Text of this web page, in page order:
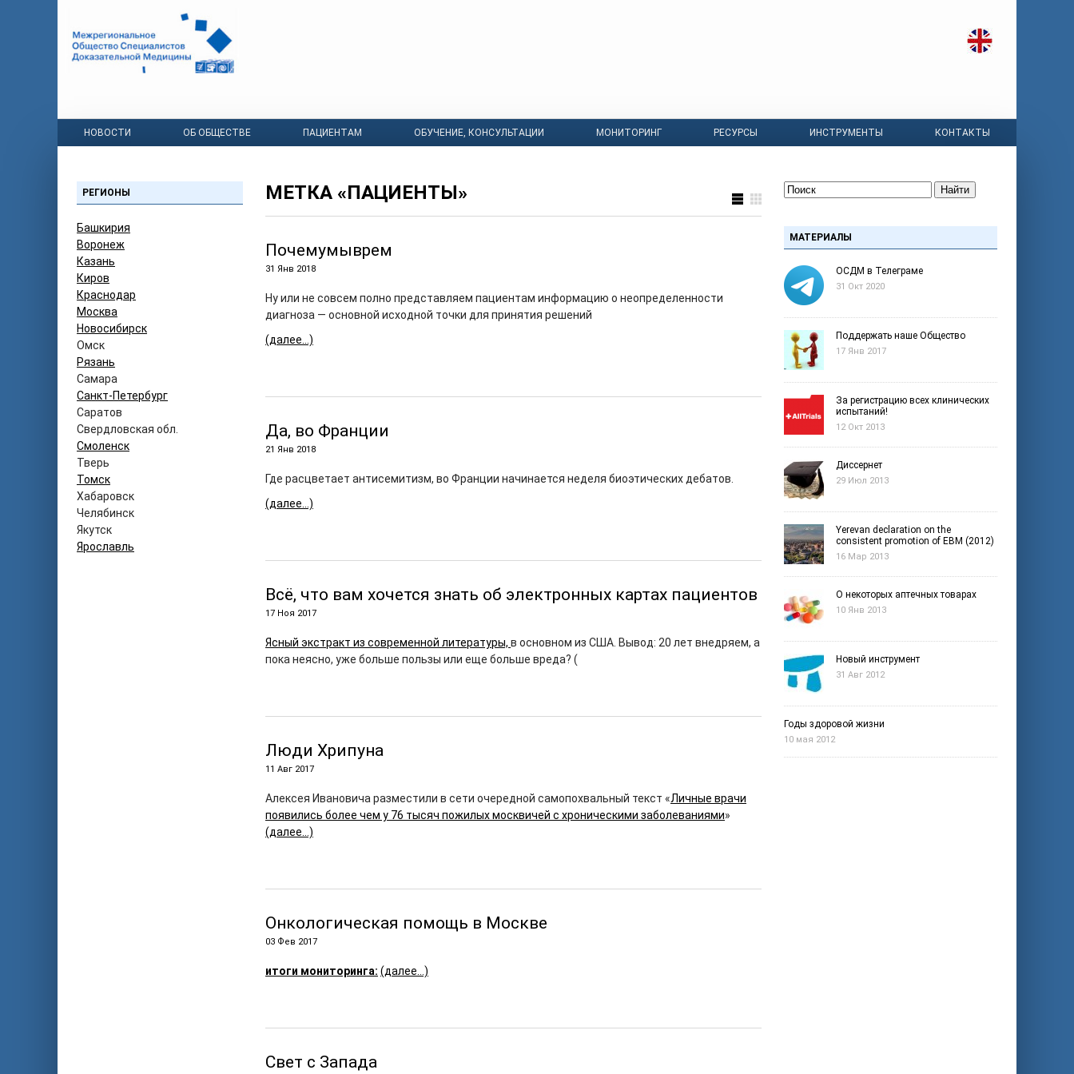
НОВОСТИ ОБ ОБЩЕСТВЕ ПАЦИЕНТАМ ОБУЧЕНИЕ, КОНСУЛЬТАЦИИ МОНИТОРИНГ РЕСУРСЫ ИНСТРУМЕНТЫ КОНТАКТЫ
РЕГИОНЫ
Башкирия
Воронеж
Казань
Киров
Краснодар
Москва
Новосибирск
Омск
Рязань
Самара
Санкт-Петербург
Саратов
Свердловская обл.
Смоленск
Тверь
Томск
Хабаровск
Челябинск
Якутск
Ярославль
МЕТКА «ПАЦИЕНТЫ»
Почемумыврем
31 Янв 2018
Ну или не совсем полно представляем пациентам информацию о неопределенности
диагноза — основной исходной точки для принятия решений
(далее…)
Да, во Франции
21 Янв 2018
Где расцветает антисемитизм, во Франции начинается неделя биоэтических дебатов.
(далее…)
Всё, что вам хочется знать об электронных картах пациентов
17 Ноя 2017
Ясный экстракт из современной литературы, в основном из США. Вывод: 20 лет внедряем, а
пока неясно, уже больше пользы или еще больше вреда? (
Люди Хрипуна
11 Авг 2017
Алексея Ивановича разместили в сети очередной самопохвальный текст «Личные врачи
появились более чем у 76 тысяч пожилых москвичей с хроническими заболеваниями»
(далее…)
Онкологическая помощь в Москве
03 Фев 2017
итоги мониторинга: (далее…)
Свет с Запада
Найти
МАТЕРИАЛЫ
ОСДМ в Телеграме
31 Окт 2020
Поддержать наше Общество
17 Янв 2017
За регистрацию всех клинических
испытаний!
12 Окт 2013
Диссернет
29 Июл 2013
Yerevan declaration on the
consistent promotion of EBM (2012)
16 Мар 2013
О некоторых аптечных товарах
10 Янв 2013
Новый инструмент
31 Авг 2012
Годы здоровой жизни
10 мая 2012